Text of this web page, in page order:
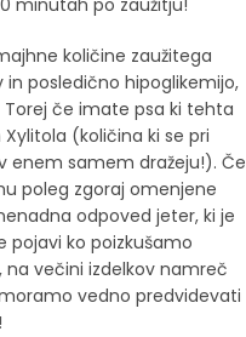
minutah po zaužitju!
količine zaužitega
posledično hipoglikemijo,
Torej če imate psa ki tehta
Xylitola (količina ki se pri
enem samem dražeju!). Če
poleg zgoraj omenjene
odpoved jeter, ki je
pojavi ko poizkušamo
na večini izdelkov namreč
vedno predvidevati